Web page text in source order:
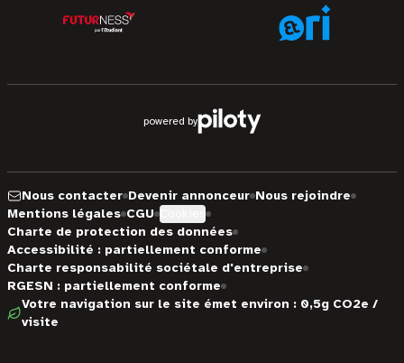
powered by
Nous contacter Devenir annonceur Nous rejoindre
Mentions légales CGU
Charte de protection des données
Accessibilité : partiellement conforme
Charte responsabilité sociétale d'entreprise
RGESN : partiellement conforme
Votre navigation sur le site émet environ : 0,5g CO2e /
visite